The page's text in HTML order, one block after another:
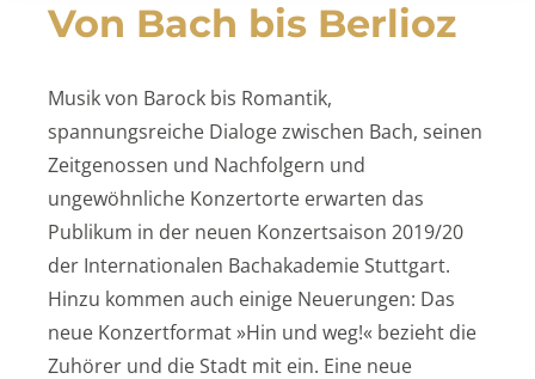
Von Bach bis Berlioz
Musik von Barock bis Romantik,
spannungsreiche Dialoge zwischen Bach, seinen
Zeitgenossen und Nachfolgern und
ungewöhnliche Konzertorte erwarten das
Publikum in der neuen Konzertsaison 2019/20
der Internationalen Bachakademie Stuttgart.
Hinzu kommen auch einige Neuerungen: Das
neue Konzertformat »Hin und weg!« bezieht die
Zuhörer und die Stadt mit ein. Eine neue